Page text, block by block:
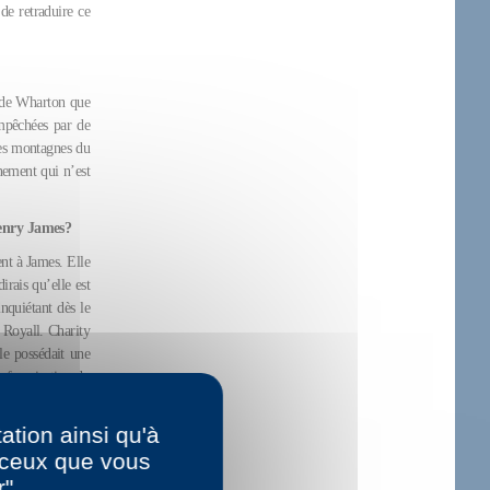
retraduire ce
Wharton que
par de
montagnes du
qui n’est
James?
à James. Elle
qu’elle est
dès le
Royall. Charity
possédait une
francisation du
sa sobriétéainsi qu'à
que vous